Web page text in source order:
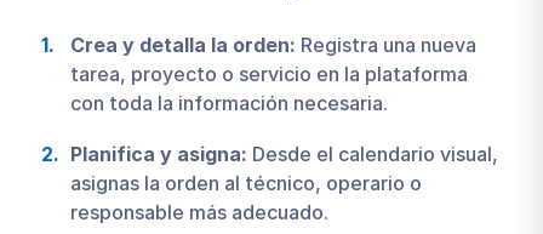
Crea y detalla la orden: Registra una nueva
tarea, proyecto o servicio en la plataforma
con toda la información necesaria.
Planifica y asigna: Desde el calendario visual,
asignas la orden al técnico, operario o
responsable más adecuado.